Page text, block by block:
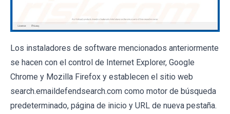
Los instaladores de software mencionados anteriormente
se hacen con el control de Internet Explorer, Google
Chrome y Mozilla Firefox y establecen el sitio web
search.emaildefendsearch.com como motor de búsqueda
predeterminado, página de inicio y URL de nueva pestaña.